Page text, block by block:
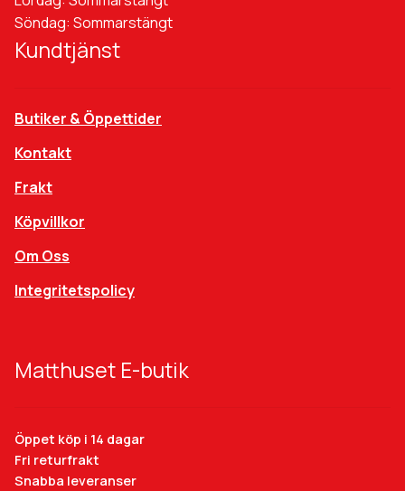
Söndag: Sommarstängt
Kundtjänst
Butiker & Öppettider
Kontakt
Frakt
Köpvillkor
Om Oss
Integritetspolicy
Matthuset E-butik
Öppet köp i 14 dagar
Fri returfrakt
Snabba leveranser